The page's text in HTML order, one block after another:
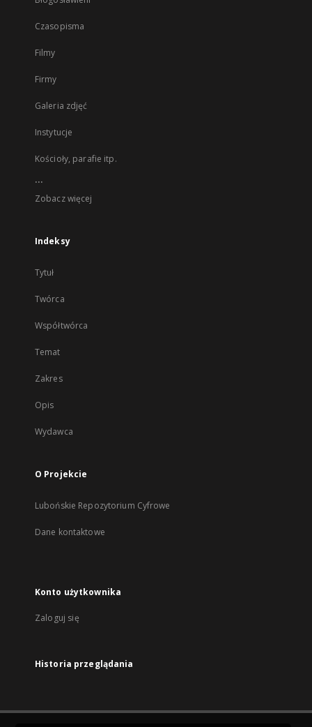
Czasopisma
Filmy
Firmy
Galeria zdjęć
Instytucje
Kościoły, parafie itp.
...
Zobacz więcej
Indeksy
Tytuł
Twórca
Współtwórca
Temat
Zakres
Opis
Wydawca
O Projekcie
Lubońskie Repozytorium Cyfrowe
Dane kontaktowe
Konto użytkownika
Zaloguj się
Historia przeglądania